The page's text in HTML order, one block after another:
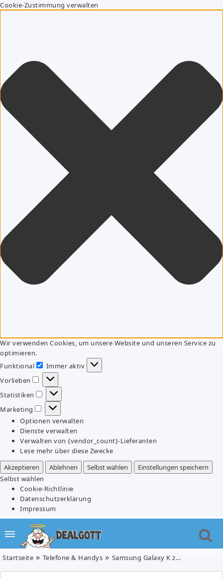
Cookie-Zustimmung verwalten
Wir verwenden Cookies, um unsere Website und unseren Service zu
optimieren.
Funktional
Funktional
Immer aktiv
Vorlieben
Vorlieben
Statistiken
Statistiken
Marketing
Marketing
Optionen verwalten
Dienste verwalten
Verwalten von {vendor_count}-Lieferanten
Lese mehr über diese Zwecke
Akzeptieren
Ablehnen Selbst wählen
Einstellungen speichern
Selbst wählen
Cookie-Richtlinie
Datenschutzerklärung
Impressum
Startseite Telefone & Handys Samsung Galaxy K zoom Smartphone + Samsung Galaxy Tab 3 Lite für 232€